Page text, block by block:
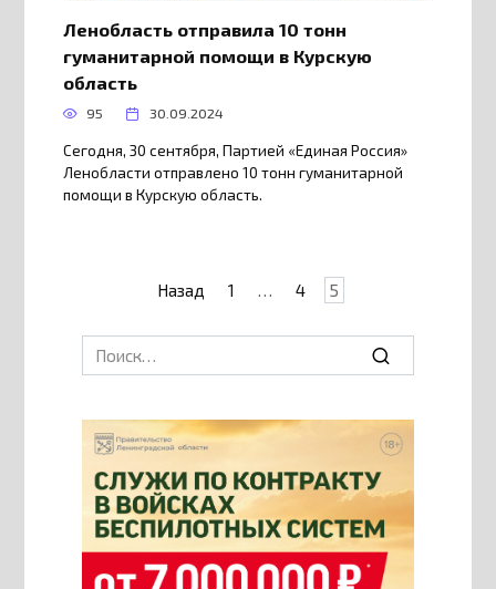
Ленобласть отправила 10 тонн
гуманитарной помощи в Курскую
область
95 30.09.2024
Сегодня, 30 сентября, Партией «Единая Россия»
Ленобласти отправлено 10 тонн гуманитарной
помощи в Курскую область.
Назад 1 … 4 5
Search
for: